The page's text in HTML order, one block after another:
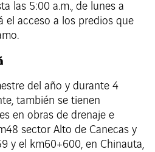
las 5:00 a.m., de lunes a
el acceso a los predios que
del año y durante 4
también se tienen
en obras de drenaje e
sector Alto de Canecas y
y el km60+600, en Chinauta,